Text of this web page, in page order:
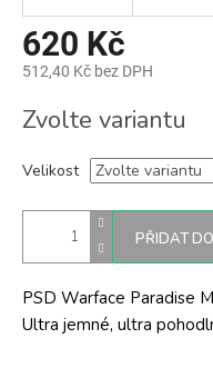
620 Kč
512,40 Kč bez DPH
cena:
Zvolte variantu
Velikost
PŘIDAT
PSD Warface Paradise
Ultra jemné, ultra